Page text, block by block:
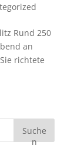
Rund 250
an
richtete
Suche
n